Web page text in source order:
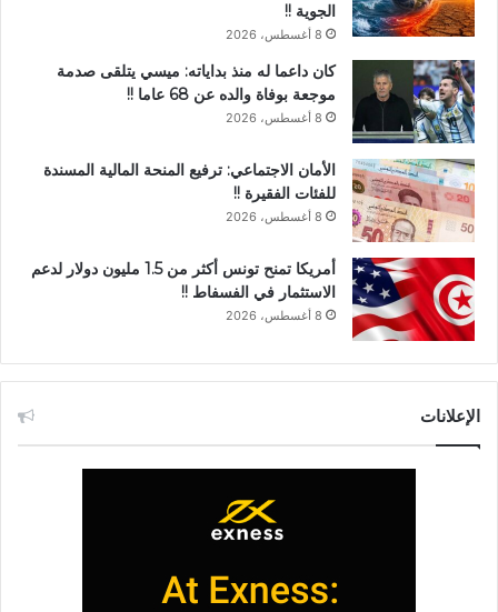
الجوية !!
8 أغسطس، 2026
كان داعما له منذ بداياته: ميسي يتلقى صدمة
موجعة بوفاة والده عن 68 عاما !!
8 أغسطس، 2026
الأمان الاجتماعي: ترفيع المنحة المالية المسندة
للفئات الفقيرة !!
8 أغسطس، 2026
أمريكا تمنح تونس أكثر من 1.5 مليون دولار لدعم
الاستثمار في الفسفاط !!
8 أغسطس، 2026
الإعلانات